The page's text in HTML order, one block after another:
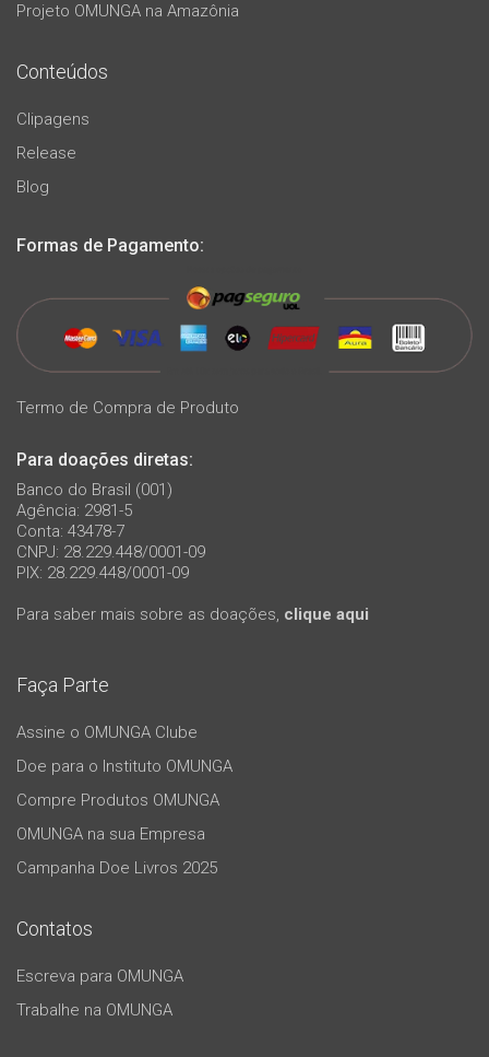
Projeto OMUNGA na Amazônia
Conteúdos
Clipagens
Release
Blog
Formas de Pagamento:
Termo de Compra de Produto
Para doações diretas:
Banco do Brasil (001)
Agência: 2981-5
Conta: 43478-7
CNPJ: 28.229.448/0001-09
PIX: 28.229.448/0001-09
Para saber mais sobre as doações, clique aqui
Faça Parte
Assine o OMUNGA Clube
Doe para o Instituto OMUNGA
Compre Produtos OMUNGA
OMUNGA na sua Empresa
Campanha Doe Livros 2025
Contatos
Escreva para OMUNGA
Trabalhe na OMUNGA